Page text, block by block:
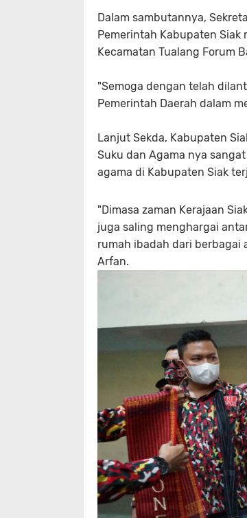
Dalam sambutannya,
Pemerintah Kabupaten Siak
Kecamatan Tualang Forum
"Semoga dengan telah
Pemerintah Daerah dalam
Lanjut Sekda, Kabupaten
Suku dan Agama nya
agama di Kabupaten Siak
"Dimasa zaman Kerajaan
juga saling menghargai
rumah ibadah dari berbagai
Arfan.